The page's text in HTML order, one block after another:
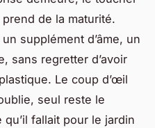
de la maturité.
supplément d’âme, un
sans regretter d’avoir
Le coup d’œil
seul reste le
qu’il fallait pour le jardin